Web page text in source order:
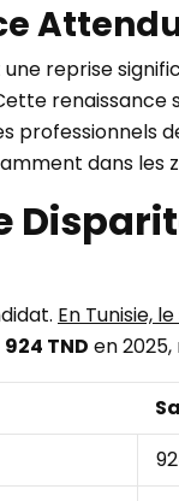
reprise
professionnels
dans les
En Tunisie,
924 TND en